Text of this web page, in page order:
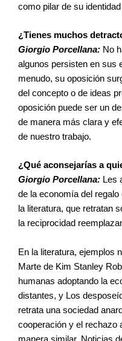
como pilar de su
¿Tienes muchos
Giorgio Porcellana: No
algunos persisten en sus
menudo, su oposición
del concepto o de ideas
oposición puede ser un
de manera más clara y
de nuestro trabajo.
¿Qué aconsejarías a
Giorgio Porcellana: Les
de la economía del
la literatura, que retratan
la reciprocidad
En la literatura, ejemplos
Marte de Kim Stanley
humanas adoptando la
distantes, y Los
retrata una sociedad
cooperación y el rechazo
manera similar, Noticias